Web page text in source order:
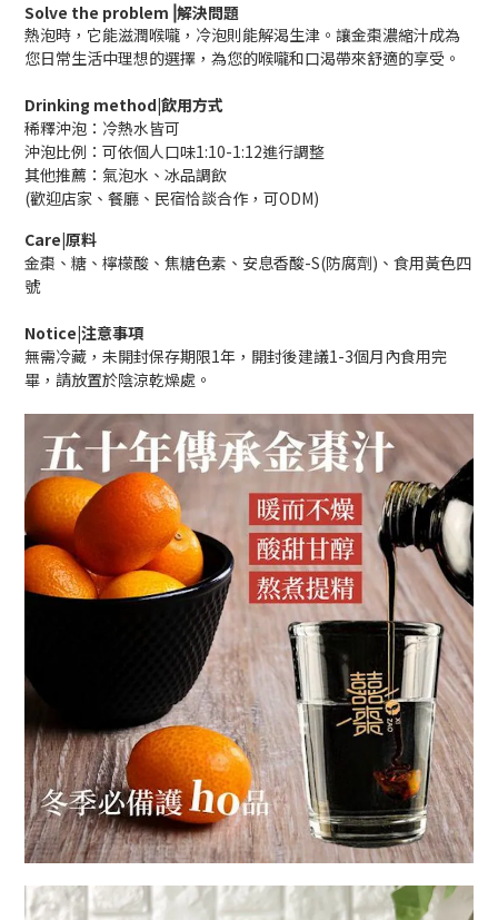
Solve the problem⎥ 解決問題
熱泡時，它能滋潤喉嚨，冷泡則能解渴生津。讓金棗濃縮汁成為
您日常生活中理想的選擇，為您的喉嚨和口渴帶來舒適的享受。
Drinking method|飲用方式
稀釋沖泡：冷熱水皆可
沖泡比例：可依個人口味1:10-1:12進行調整
其他推薦：氣泡水、冰品調飲
(歡迎店家、餐廳、民宿恰談合作，可ODM)
Care|原料
金棗、糖、檸檬酸、焦糖色素、安息香酸-S(防腐劑)、食用黃色四
號
Notice|注意事項
無需冷藏，未開封保存期限1年，開封後建議1-3個月內食用完
畢，請放置於陰涼乾燥處。